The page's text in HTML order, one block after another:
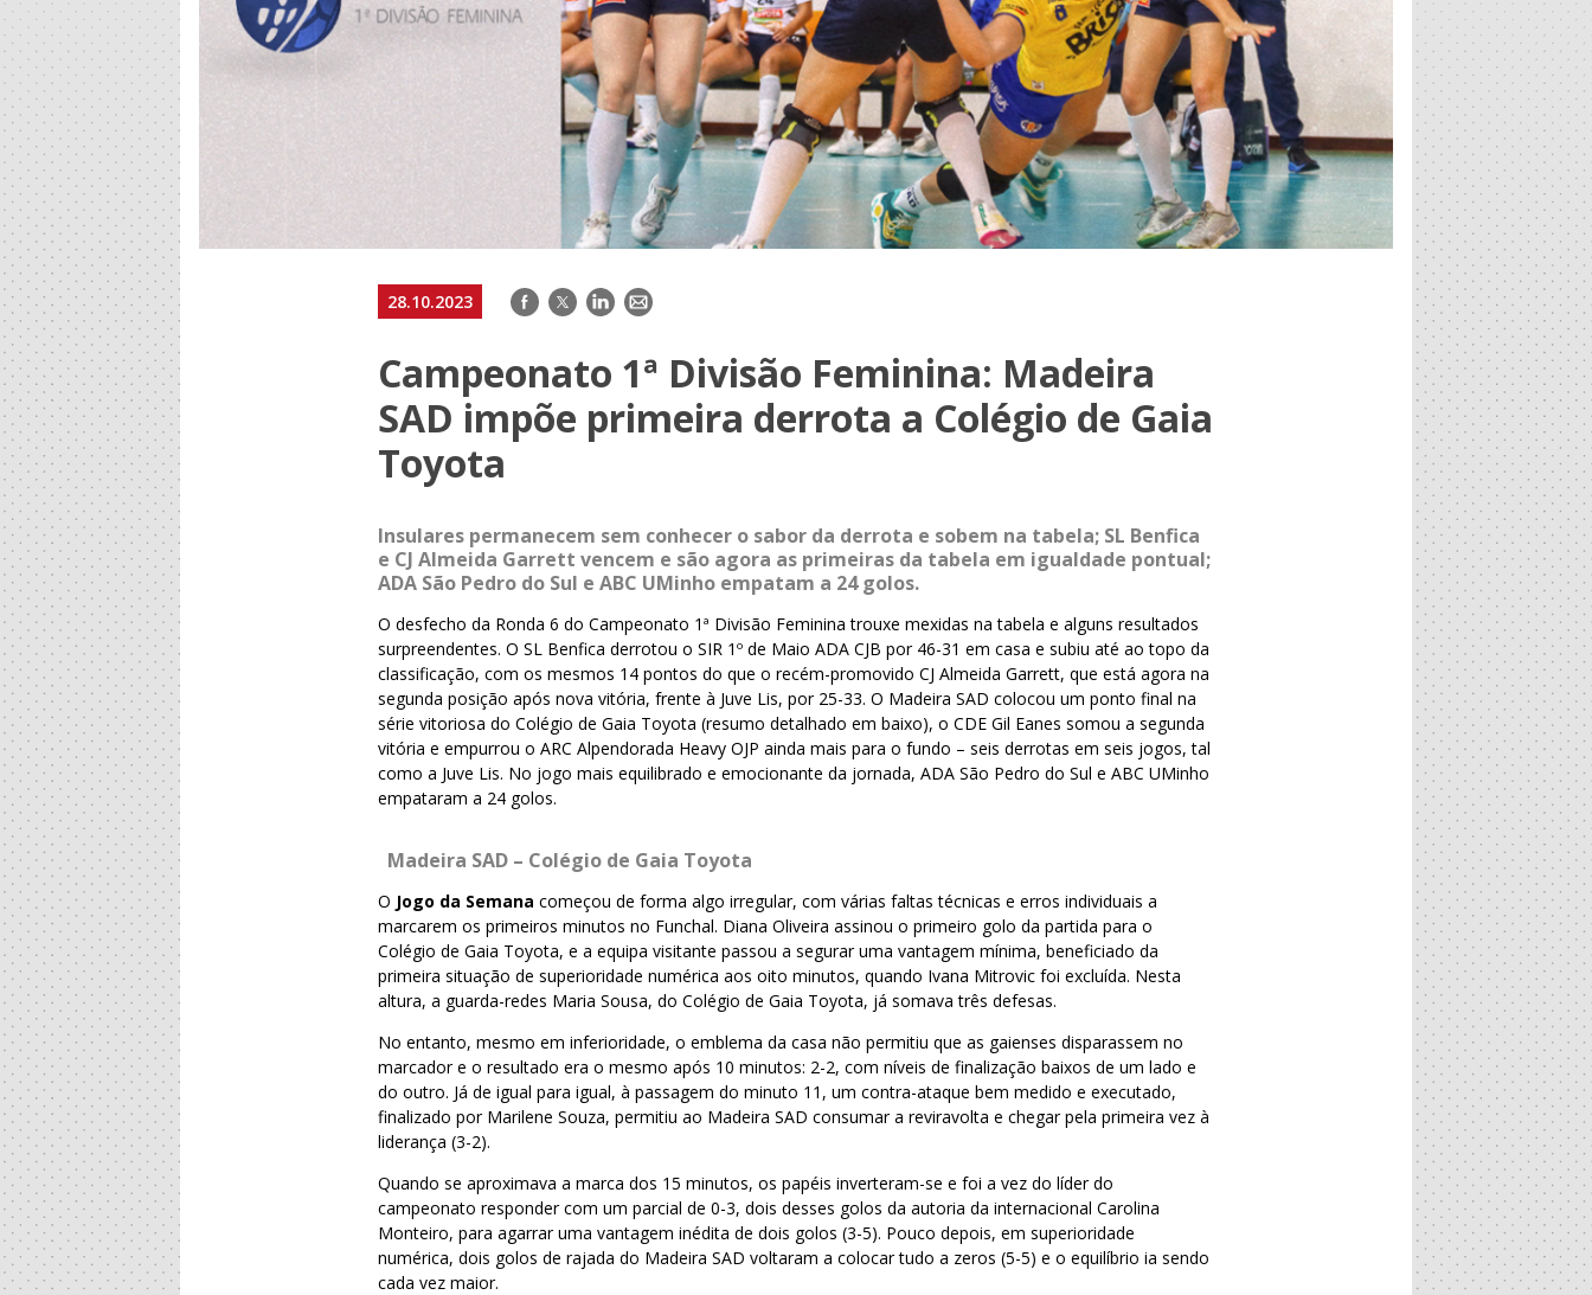
28.10.2023 Facebook
TwitterLinkedIn
E-
Campeonato 1ª Divisão Feminina: Madeira
SAD impõe primeira derrota a Colégio de Gaia
Toyota
Insulares permanecem sem conhecer o sabor da derrota e sobem na tabela; SL Benfica
e CJ Almeida Garrett vencem e são agora as primeiras da tabela em igualdade pontual;
ADA São Pedro do Sul e ABC UMinho empatam a 24 golos.
O desfecho da Ronda 6 do Campeonato 1ª Divisão Feminina trouxe mexidas na tabela e alguns resultados
surpreendentes. O SL Benfica derrotou o SIR 1º de Maio ADA CJB por 46-31 em casa e subiu até ao topo da
classificação, com os mesmos 14 pontos do que o recém-promovido CJ Almeida Garrett, que está agora na
segunda posição após nova vitória, frente à Juve Lis, por 25-33. O Madeira SAD colocou um ponto final na
série vitoriosa do Colégio de Gaia Toyota (resumo detalhado em baixo), o CDE Gil Eanes somou a segunda
vitória e empurrou o ARC Alpendorada Heavy OJP ainda mais para o fundo – seis derrotas em seis jogos, tal
como a Juve Lis. No jogo mais equilibrado e emocionante da jornada, ADA São Pedro do Sul e ABC UMinho
empataram a 24 golos.
Madeira SAD – Colégio de Gaia Toyota
O Jogo da Semana começou de forma algo irregular, com várias faltas técnicas e erros individuais a
marcarem os primeiros minutos no Funchal. Diana Oliveira assinou o primeiro golo da partida para o
Colégio de Gaia Toyota, e a equipa visitante passou a segurar uma vantagem mínima, beneficiado da
primeira situação de superioridade numérica aos oito minutos, quando Ivana Mitrovic foi excluída. Nesta
altura, a guarda-redes Maria Sousa, do Colégio de Gaia Toyota, já somava três defesas.
No entanto, mesmo em inferioridade, o emblema da casa não permitiu que as gaienses disparassem no
marcador e o resultado era o mesmo após 10 minutos: 2-2, com níveis de finalização baixos de um lado e
do outro. Já de igual para igual, à passagem do minuto 11, um contra-ataque bem medido e executado,
finalizado por Marilene Souza, permitiu ao Madeira SAD consumar a reviravolta e chegar pela primeira vez à
liderança (3-2).
Quando se aproximava a marca dos 15 minutos, os papéis inverteram-se e foi a vez do líder do
campeonato responder com um parcial de 0-3, dois desses golos da autoria da internacional Carolina
Monteiro, para agarrar uma vantagem inédita de dois golos (3-5). Pouco depois, em superioridade
numérica, dois golos de rajada do Madeira SAD voltaram a colocar tudo a zeros (5-5) e o equilíbrio ia sendo
cada vez maior.